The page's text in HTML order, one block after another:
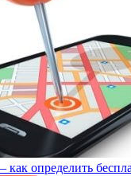
определить